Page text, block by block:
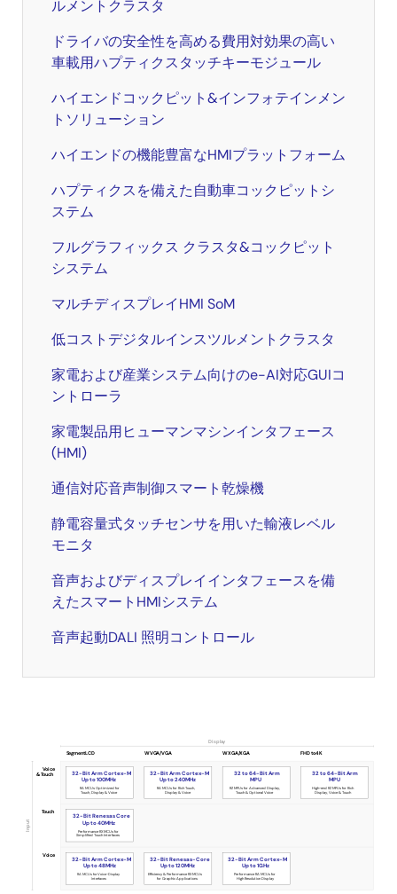
ルメントクラスタ
ドライバの安全性を高める費用対効果の高い
車載用ハプティクスタッチキーモジュール
ハイエンドコックピット&インフォテインメン
トソリューション
ハイエンドの機能豊富なHMIプラットフォーム
ハプティクスを備えた自動車コックピットシ
ステム
フルグラフィックス クラスタ&コックピット
システム
マルチディスプレイHMI SoM
低コストデジタルインスツルメントクラスタ
家電および産業システム向けのe-AI対応GUIコ
ントローラ
家電製品用ヒューマンマシンインタフェース
(HMI)
通信対応音声制御スマート乾燥機
静電容量式タッチセンサを用いた輸液レベル
モニタ
音声およびディスプレイインタフェースを備
えたスマートHMIシステム
音声起動DALI 照明コントロール
HMI
Product
Selection
Voice
Touch
Voice
& Touch
Input
Segment LCD WVGA/VGA WXGA/XGA FHD to 4K
Display
Performance RA MCUs for
High Resolution Display
32-Bit Arm Cortex-M
Up to 1GHz
Efficiency & Performance RX MCUs
for Graphic Applications
32-Bit Renesas-Core
Up to 120MHz
RA MCUs for Voice-Display
Interfaces
32-Bit Arm Cortex-M
Up to 48MHz
Performance RX MCUs for
Simplified Touch Interfaces
32-Bit Renesas Core
Up to 40MHz
High-end RZ MPUs for Rich
Display, Voice & Touch
32 to 64-Bit Arm
MPU
RZ MPUs for Advanced Display,
Touch & Optional Voice
32 to 64-Bit Arm
MPU
RA MCUs for Rich Touch,
Display & Voice
32-Bit Arm Cortex-M
Up to 240MHz
RA MCUs Optimized for
Touch, Display & Voice
32-Bit Arm Cortex-M
Up to 100MHz